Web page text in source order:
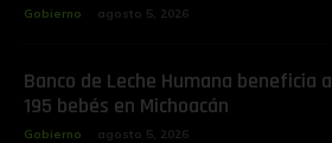
Gobierno agosto 5, 2026
Banco de Leche Humana beneficia a
195 bebés en Michoacán
Gobierno agosto 5, 2026